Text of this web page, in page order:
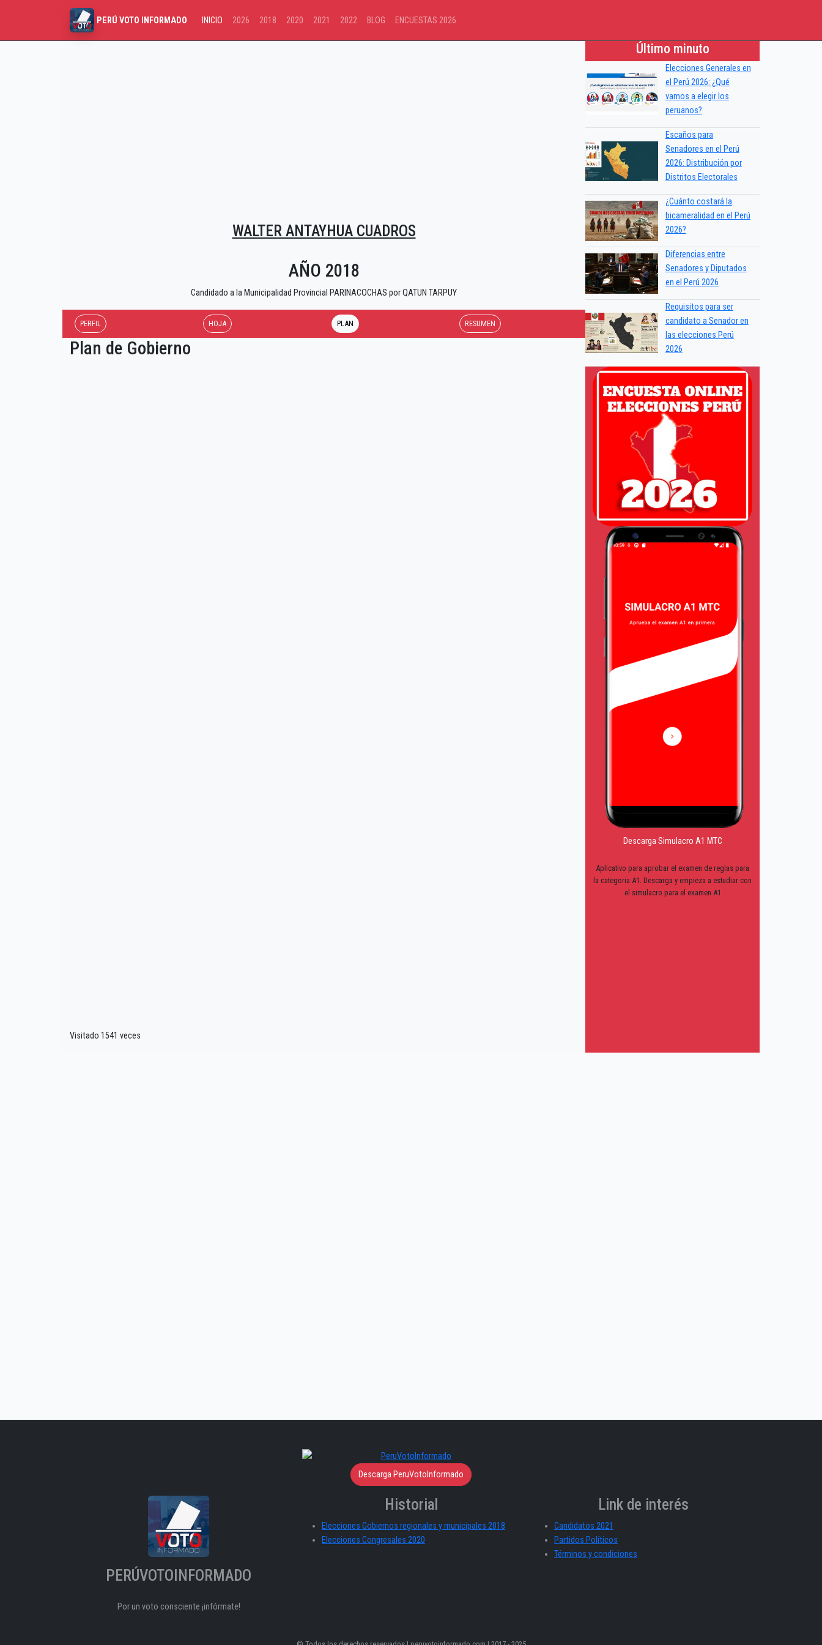
PERÚ VOTO INFORMADO INICIO 2026 2018 2020 2021 2022 BLOG ENCUESTAS 2026
WALTER ANTAYHUA CUADROS
AÑO 2018
Candidado a la Municipalidad Provincial PARINACOCHAS por QATUN TARPUY
PERFIL HOJA PLAN RESUMEN
Plan de Gobierno
Visitado 1541 veces
Último minuto
Elecciones Generales en
el Perú 2026: ¿Qué
vamos a elegir los
peruanos?
Escaños para
Senadores en el Perú
2026: Distribución por
Distritos Electorales
¿Cuánto costará la
bicameralidad en el Perú
2026?
Diferencias entre
Senadores y Diputados
en el Perú 2026
Requisitos para ser
candidato a Senador en
las elecciones Perú
2026
Descarga Simulacro A1 MTC
Aplicativo para aprobar el examen de reglas para
la categoria A1. Descarga y empieza a estudiar con
el simulacro para el examen A1
Descarga PeruVotoInformado
PERÚVOTOINFORMADO
Por un voto consciente ¡infórmate!
Historial
Elecciones Gobiernos regionales y municipales 2018
Elecciones Congresales 2020
Link de interés
Candidatos 2021
Partidos Políticos
Términos y condiciones